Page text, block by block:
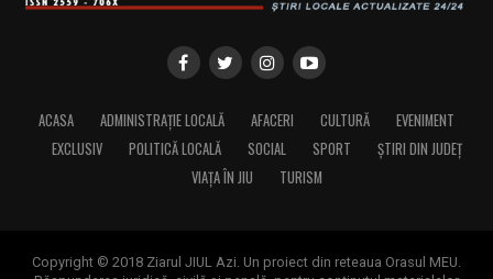
ACASA ADMINISTRAȚIE LOCALĂ AFACERI CULTURĂ
EVENIMENT
EXCLUSIV
POLITICĂ LOCALĂ SOCIAL SPORT
ȘTIRI DIN JUDEȚ
VIAȚA ÎN JIU
TURISM
Copyright © 2018 Ziarul JIUL Azi. Un proiect din reteaua Orasul MEU.